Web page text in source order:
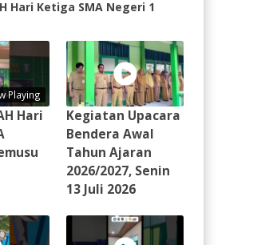
Hari Ketiga SMA Negeri 1
Playing
Hari
Kegiatan Upacara
Bendera Awal
Tahun Ajaran
2026/2027, Senin
13 Juli 2026